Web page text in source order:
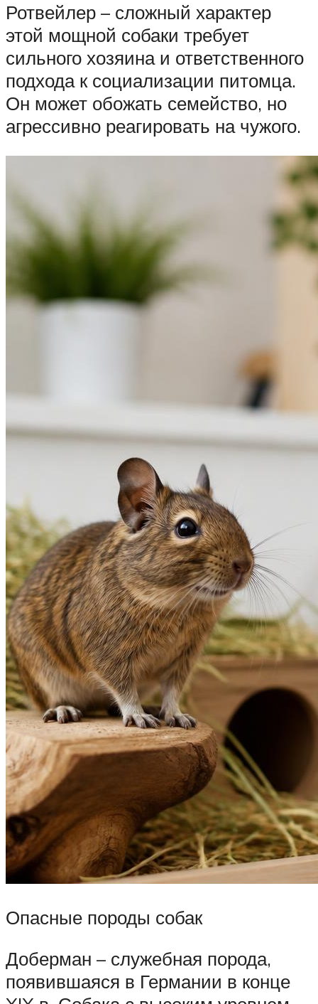
Ротвейлер – сложный характер
этой мощной собаки требует
сильного хозяина и ответственного
подхода к социализации питомца.
Он может обожать семейство, но
агрессивно реагировать на чужого.
Опасные породы собак
Доберман – служебная порода,
появившаяся в Германии в конце